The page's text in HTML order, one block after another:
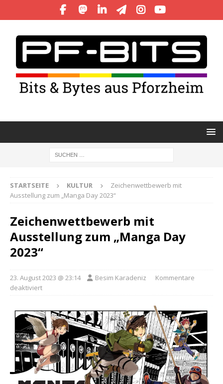
STARTSEITE KULTUR
Zeichenwettbewerb mit
Ausstellung zum „Manga Day 2023“
Zeichenwettbewerb mit
Ausstellung zum „Manga Day
2023“
23. August 2023 @ 23:14 Besim Karadeniz
Kommentare
deaktiviert